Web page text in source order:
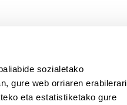
sozialetako
gure web orriaren erabilerari
eta estatistiketako gure